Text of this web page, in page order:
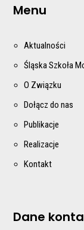
Menu
Aktualności
Śląska Szkoła
O Związku
Dołącz do nas
Publikacje
Realizacje
Kontakt
Dane